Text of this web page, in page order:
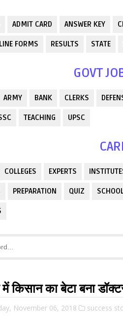
ADMIT CARD ANSWER KEY
FORMS RESULTS STATE
GOVT
ARMY BANK CLERKS
TEACHING UPSC
COLLEGES EXPERTS
PREPARATION QUIZ
किसान का बेटा बना
November 06, 2018 success